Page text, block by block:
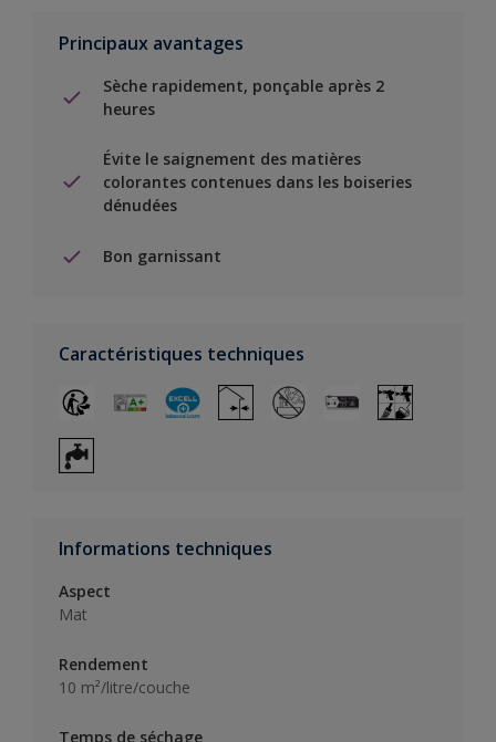
Principaux avantages
Sèche rapidement, ponçable après 2
heures
Évite le saignement des matières
colorantes contenues dans les boiseries
dénudées
Bon garnissant
Caractéristiques techniques
Informations techniques
Aspect
Mat
Rendement
10 m²/litre/couche
Temps de séchage